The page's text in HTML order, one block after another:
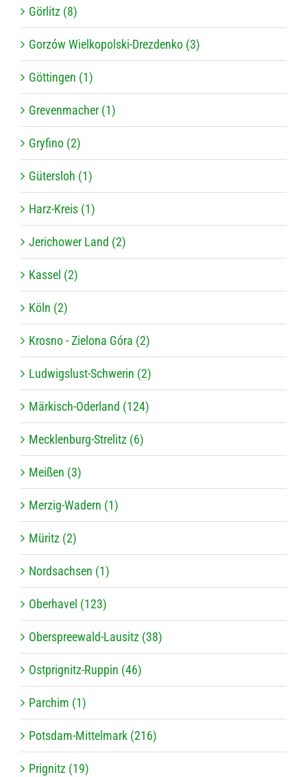
Görlitz (8)
Gorzów Wielkopolski-Drezdenko (3)
Göttingen (1)
Grevenmacher (1)
Gryfino (2)
Gütersloh (1)
Harz-Kreis (1)
Jerichower Land (2)
Kassel (2)
Köln (2)
Krosno - Zielona Góra (2)
Ludwigslust-Schwerin (2)
Märkisch-Oderland (124)
Mecklenburg-Strelitz (6)
Meißen (3)
Merzig-Wadern (1)
Müritz (2)
Nordsachsen (1)
Oberhavel (123)
Oberspreewald-Lausitz (38)
Ostprignitz-Ruppin (46)
Parchim (1)
Potsdam-Mittelmark (216)
Prignitz (19)